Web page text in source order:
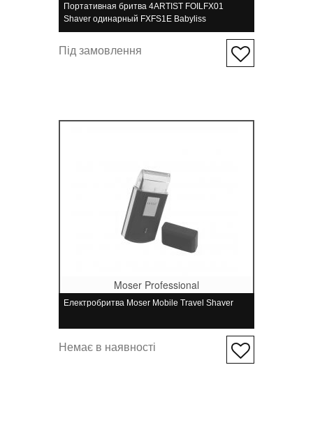
Портативная бритва 4ARTIST FOILFX01
Shaver одинарный FXFS1E Babyliss
Professional
Під замовлення
Moser Professional
Електробритва Moser Mobile Travel Shaver
Немає в наявності